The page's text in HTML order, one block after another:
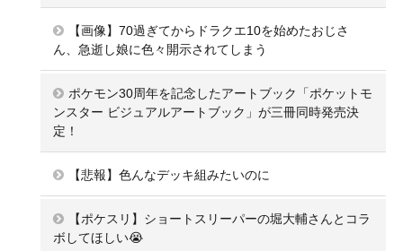
【画像】70過ぎてからドラクエ10を始めたおじさ
ん、急逝し娘に色々開示されてしまう
ポケモン30周年を記念したアートブック「ポケットモ
ンスター ビジュアルアートブック」が三冊同時発売決
定！
【悲報】色んなデッキ組みたいのに
【ポケスリ】ショートスリーパーの堀大輔さんとコラ
ボしてほしい😭